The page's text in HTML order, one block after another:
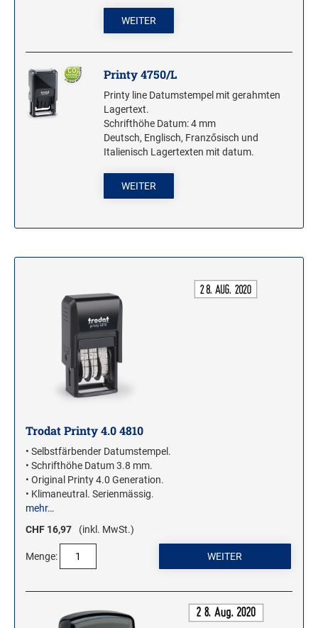
MOTIVSTEMPEL
Weihnachtsstempel
Emoticons Motivstempel
Geburtstag Motivstempel
Hochzeit Motivstempel
Penny Black Motivstempel
Schnecken Motivstempel
Stampendous Motivstempel
Textstempel Motivstempel
Tiere Motivstempel
Trauer Motivstempel
KREATIVBEREICH
Clearsnap
Tsukineko
Ministempel
Ministempel Kleine Mixe
VINTAGE STEMPEL FAMILIE
WEITER
Printy 4750/L
Printy line Datumstempel mit gerahmten
Lagertext.
Schrifthöhe Datum: 4 mm
Deutsch, Englisch, Franzősisch und
Italienisch Lagertexten mit datum.
WEITER
Trodat Printy 4.0 4810
• Selbstfärbender Datumstempel.
• Schrifthöhe Datum 3.8 mm.
• Original Printy 4.0 Generation.
• Klimaneutral. Serienmässig.
mehr…
CHF 16,97
(inkl. MwSt.)
Menge: